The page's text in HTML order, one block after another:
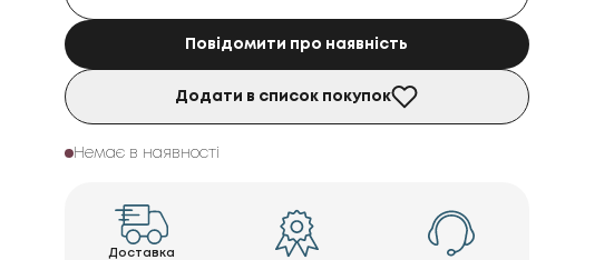
Повідомити про наявність
Додати в список покупок
Немає в наявності
Доставка